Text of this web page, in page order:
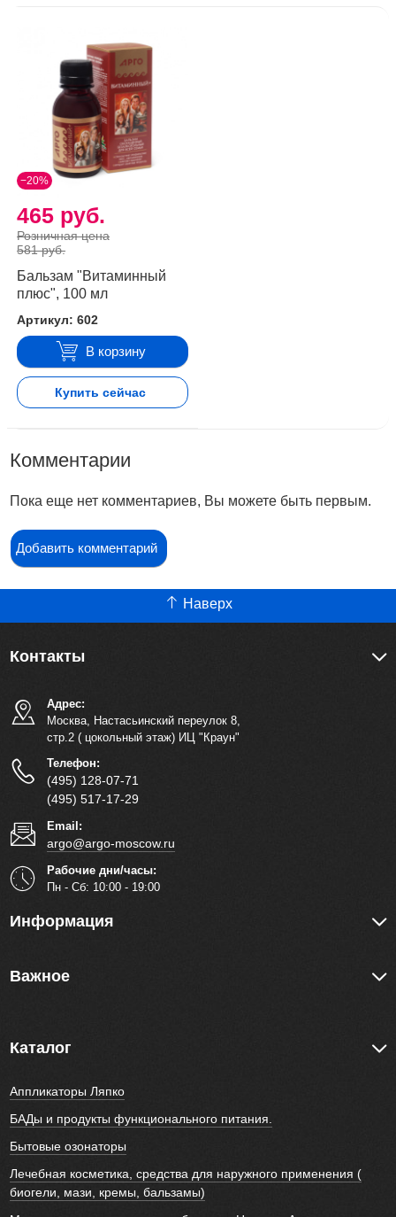
−20%
465 руб.
Розничная цена
581 руб.
Бальзам "Витаминный
плюс", 100 мл
Артикул: 602
В корзину
Купить сейчас
Комментарии
Пока еще нет комментариев, Вы можете быть первым.
Добавить комментарий
Наверх
Контакты
Адрес:
Москва, Настасьинский переулок 8,
стр.2 ( цокольный этаж) ИЦ "Краун"
Телефон:
(495) 128-07-71
(495) 517-17-29
Email:
argo@argo-moscow.ru
Рабочие дни/часы:
Пн - Cб: 10:00 - 19:00
Информация
Важное
Каталог
Аппликаторы Ляпко
БАДы и продукты функционального питания.
Бытовые озонаторы
Лечебная косметика, средства для наружного применения (
биогели, мази, кремы, бальзамы)